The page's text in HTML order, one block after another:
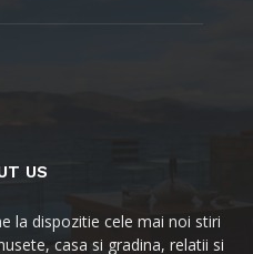
US
la dispozitie cele mai noi stiri
casa si gradina, relatii si